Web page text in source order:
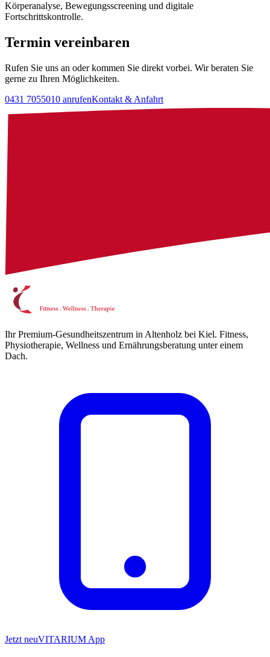
Körperanalyse, Bewegungsscreening und digitale
Fortschrittskontrolle.
Termin vereinbaren
Rufen Sie uns an oder kommen Sie direkt vorbei. Wir beraten Sie
gerne zu Ihren Möglichkeiten.
0431 7055010 anrufenKontakt & Anfahrt
Ihr Premium-Gesundheitszentrum in Altenholz bei Kiel. Fitness,
Physiotherapie, Wellness und Ernährungsberatung unter einem
Dach.
Jetzt neuVITARIUM App